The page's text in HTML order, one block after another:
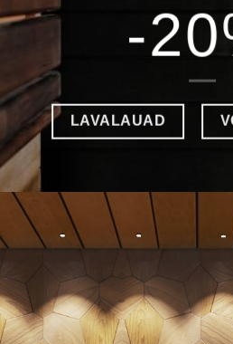
-
LAVALAUAD